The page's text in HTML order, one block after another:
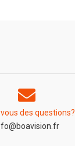
des questions?